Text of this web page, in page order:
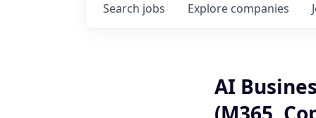
Search jobs Explore companies
AI